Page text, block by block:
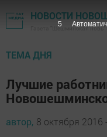
НОВОСТИ
Газета "Шешминская
ТЕМА ДНЯ
Лучшие
автор, 8 октября 2016
4